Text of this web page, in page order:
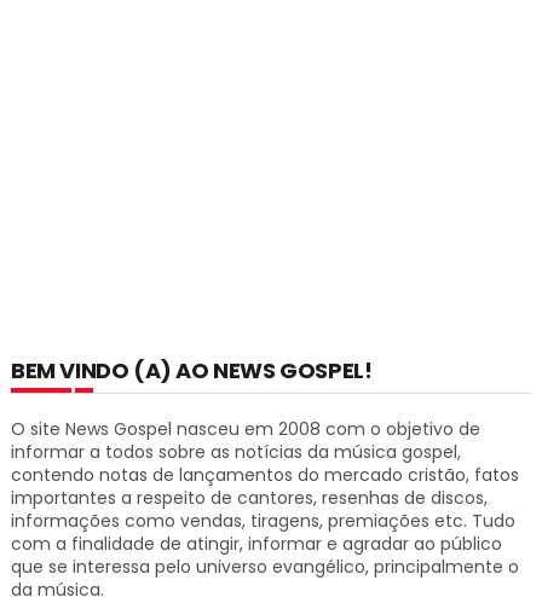
BEM VINDO (A) AO NEWS GOSPEL!
O site News Gospel nasceu em 2008 com o objetivo de
informar a todos sobre as notícias da música gospel,
contendo notas de lançamentos do mercado cristão, fatos
importantes a respeito de cantores, resenhas de discos,
informações como vendas, tiragens, premiações etc. Tudo
com a finalidade de atingir, informar e agradar ao público
que se interessa pelo universo evangélico, principalmente o
da música.